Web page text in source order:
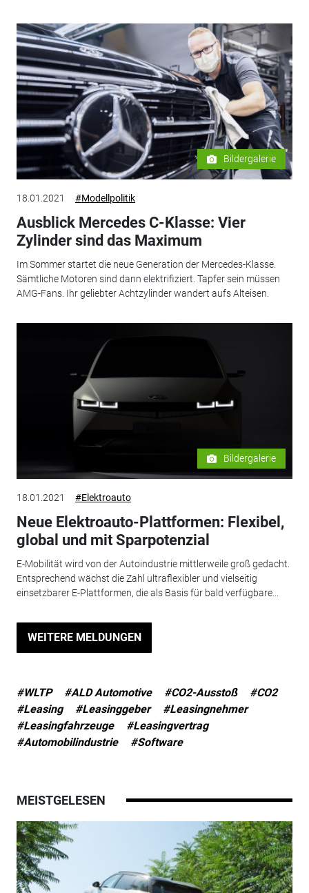
Bildergalerie
18.01.2021 #Modellpolitik
Ausblick Mercedes C-Klasse: Vier
Zylinder sind das Maximum
Im Sommer startet die neue Generation der Mercedes-Klasse.
Sämtliche Motoren sind dann elektrifiziert. Tapfer sein müssen
AMG-Fans. Ihr geliebter Achtzylinder wandert aufs Alteisen.
Bildergalerie
18.01.2021 #Elektroauto
Neue Elektroauto-Plattformen: Flexibel,
global und mit Sparpotenzial
E-Mobilität wird von der Autoindustrie mittlerweile groß gedacht.
Entsprechend wächst die Zahl ultraflexibler und vielseitig
einsetzbarer E-Plattformen, die als Basis für bald verfügbare...
WEITERE MELDUNGEN
#WLTP #ALD Automotive #CO2-Ausstoß
#CO2
#Leasing
#Leasinggeber
#Leasingnehmer
#Leasingfahrzeuge
#Leasingvertrag
#Automobilindustrie
#Software
MEISTGELESEN